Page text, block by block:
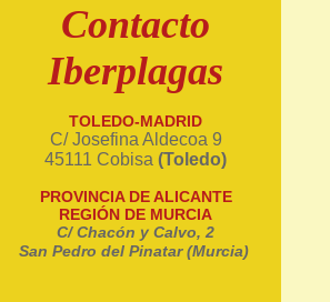
Contacto
Iberplagas
TOLEDO-MADRID
C/ Josefina Aldecoa 9
45111 Cobisa(Toledo)
PROVINCIA DE ALICANTE
REGIÓN DE MURCIA
C/ Chacón y Calvo, 2
San Pedro del Pinatar (Murcia)